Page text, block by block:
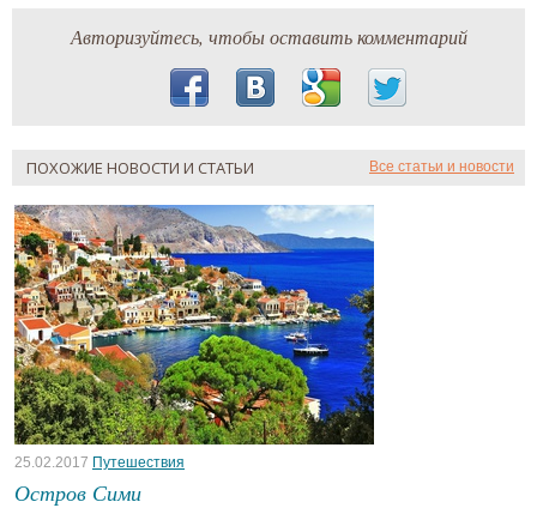
Авторизуйтесь, чтобы оставить комментарий
ПОХОЖИЕ НОВОСТИ И СТАТЬИ Все статьи и новости
25.02.2017 Путешествия
Остров Сими